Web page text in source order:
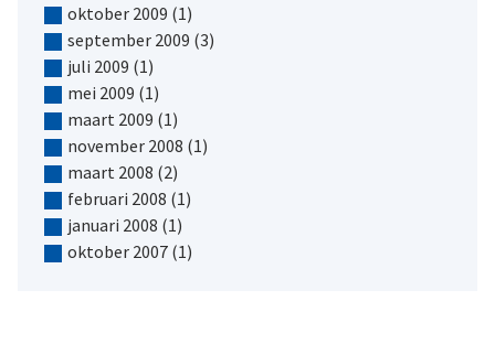
oktober 2009 (1)
september 2009 (3)
juli 2009 (1)
mei 2009 (1)
maart 2009 (1)
november 2008 (1)
maart 2008 (2)
februari 2008 (1)
januari 2008 (1)
oktober 2007(1)